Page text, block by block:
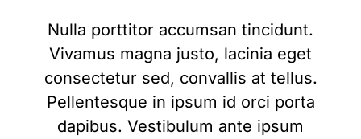
Nulla porttitor accumsan tincidunt.
Vivamus magna justo, lacinia eget
consectetur sed, convallis at tellus.
Pellentesque in ipsum id orci porta
dapibus. Vestibulum ante ipsum